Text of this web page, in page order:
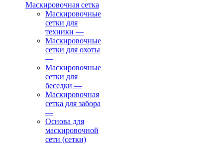
Маскировочная сетка
Маскировочные
сетки для
техники —
Маскировочные
сетки для охоты
—
Маскировочные
сетки для
беседки —
Маскировочная
сетка для забора
—
Основа для
маскировочной
сети (сетки)